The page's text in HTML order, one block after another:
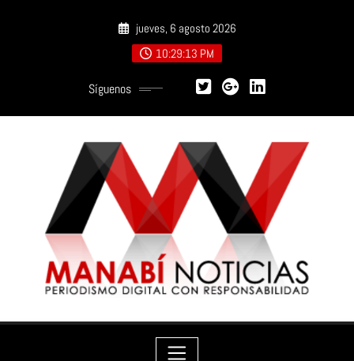
jueves, 6 agosto 2026
10:29:15 PM
Síguenos